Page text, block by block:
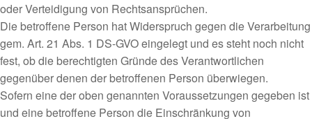
oder Verteidigung von Rechtsansprüchen.
Die betroffene Person hat Widerspruch gegen die Verarbeitung
gem. Art. 21 Abs. 1 DS-GVO eingelegt und es steht noch nicht
fest, ob die berechtigten Gründe des Verantwortlichen
gegenüber denen der betroffenen Person überwiegen.
Sofern eine der oben genannten Voraussetzungen gegeben ist
und eine betroffene Person die Einschränkung von